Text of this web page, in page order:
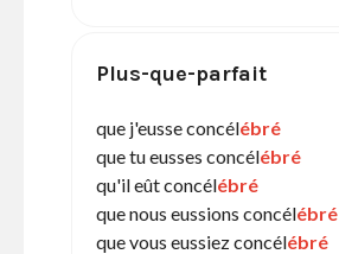
Plus-que-parfait
que j'eusse concélébré
que tu eusses concélébré
qu'il eût concélébré
que nous eussions concélébré
que vous eussiez concélébré